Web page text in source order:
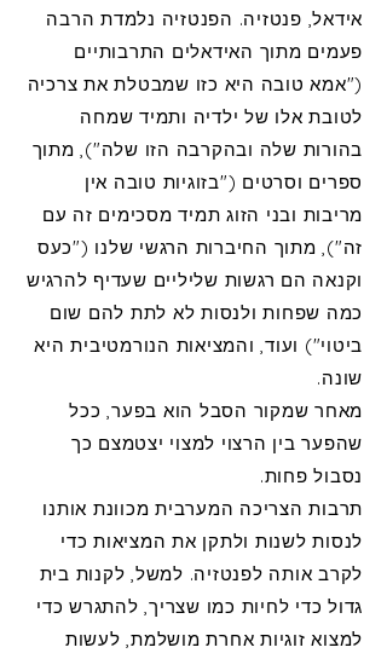
אידאל, פנטזיה. הפנטזיה נלמדת הרבה
פעמים מתוך האידאלים התרבותיים
("אמא טובה היא כזו שמבטלת את צרכיה
לטובת אלו של ילדיה ותמיד שמחה
בהורות שלה ובהקרבה הזו שלה"), מתוך
ספרים וסרטים ("בזוגיות טובה אין
מריבות ובני הזוג תמיד מסכימים זה עם
זה"), מתוך החיברות הרגשי שלנו ("כעס
וקנאה הם רגשות שליליים שעדיף להרגיש
כמה שפחות ולנסות לא לתת להם שום
ביטוי") ועוד, והמציאות הנורמטיבית היא
שונה.
מאחר שמקור הסבל הוא בפער, ככל
שהפער בין הרצוי למצוי יצטמצם כך
נסבול פחות.
תרבות הצריכה המערבית מכוונת אותנו
לנסות לשנות ולתקן את המציאות כדי
לקרב אותה לפנטזיה. למשל, לקנות בית
גדול כדי לחיות כמו שצריך, להתגרש כדי
למצוא זוגיות אחרת מושלמת, לעשות